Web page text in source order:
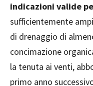
indicazioni valide
sufficientemente
di drenaggio di
concimazione
la tenuta ai venti,
primo anno